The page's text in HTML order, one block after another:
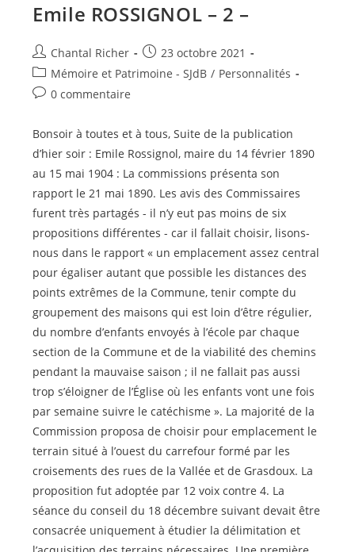
Emile ROSSIGNOL – 2 –
Auteur/autrice
de
la
publication :
Chantal Richer
Publication
publiée :
23 octobre 2021
Post
category:
Mémoire et Patrimoine - SJdB / Personnalités
Commentaires
la
0 commentaire
Bonsoir à toutes et à tous, Suite de la publication
d’hier soir : Emile Rossignol, maire du 14 février 1890
au 15 mai 1904 : La commissions présenta son
rapport le 21 mai 1890. Les avis des Commissaires
furent très partagés - il n’y eut pas moins de six
propositions différentes - car il fallait choisir, lisons-
nous dans le rapport « un emplacement assez central
pour égaliser autant que possible les distances des
points extrêmes de la Commune, tenir compte du
groupement des maisons qui est loin d’être régulier,
du nombre d’enfants envoyés à l’école par chaque
section de la Commune et de la viabilité des chemins
pendant la mauvaise saison ; il ne fallait pas aussi
trop s’éloigner de l’Église où les enfants vont une fois
par semaine suivre le catéchisme ». La majorité de la
Commission proposa de choisir pour emplacement le
terrain situé à l’ouest du carrefour formé par les
croisements des rues de la Vallée et de Grasdoux. La
proposition fut adoptée par 12 voix contre 4. La
séance du conseil du 18 décembre suivant devait être
consacrée uniquement à étudier la délimitation et